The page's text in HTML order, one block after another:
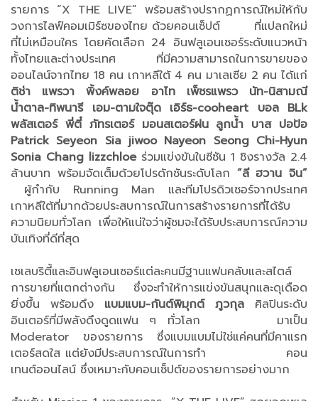
รายการ “X THE LIVE” พร้อมสร้างปรากฏการณ์ใหม่ให้กับ
วงการไลฟ์คอมเมิร์ซของไทย ด้วยคอนเซ็ปต์ ที่แปลกใหม่
ที่ไม่เหมือนใคร โดยคัดเลือก 24 อินฟลูเอนเซอร์ระดับแนวหน้า
ทั้งไทยและต่างประเทศ ที่มีความสามารถในการขายของ
ออนไลน์จากไทย 18 คน เกาหลีใต้ 4 คน มาเลเซีย 2 คน ได้แก่
ติช่า แพรวา พิ้งค์พลอย อาไท เพ็ชรแพรว นัท-นิสามณี
น้ำตาล-ทิพนารี เอม-ตามใจตุ๊ด เอิร์ธ-cooheart บอล BLk
พลัสเตอร์ พี่ตี๋ ภัทรเตอร์ มอนสเตอร์ฝน ลูกน้ำ บาส ปอป้อ
Patrick Seyeon Sia jiwoo Nayeon Seong Chi-Hyun
Sonia Chang lizzchloeร่วมแข่งขันในซีซัน 1 ชิงรางวัล 2.4
ล้านบาท พร้อมจัดเต็มด้วยโปรดักชันระดับโลก “ลี ฮวาน จิน”
ผู้กำกับ Running Man และทีมโปรดิวเซอร์จากประเทศ
เกาหลีใต้ที่มากด้วยประสบการณ์ในการสร้างรายการที่ได้รับ
ความนิยมทั่วโลก เพื่อให้แน่ใจว่าผู้ชมจะได้รับประสบการณ์ความ
บันเทิงที่ดีที่สุด
เซเลบริตี้และอินฟลูเอนเซอร์แต่ละคนมีฐานแฟนคลับและสไตล์
การขายที่แตกต่างกัน ซึ่งจะทำให้การแข่งขันสนุกและดุเดือด
ยิ่งขึ้น พร้อมดึง แบมแบม-กันต์พิมุกต์ ภูวกุล ศิลปินระดับ
อินเตอร์ที่มีพลังดึงดูดแฟน ๆ ทั่วโลก มาเป็น
Moderator ของรายการ ซึ่งแบมแบมไม่ใช่แค่คนที่มีคาแรก
เตอร์สดใส แต่ยังมีประสบการณ์ในการทำ คอน
เทนต์ออนไลน์ ซึ่งเหมาะกับคอนเซ็ปต์ของรายการอย่างมาก